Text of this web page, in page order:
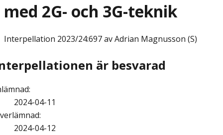
med 2G- och 3G-teknik
Interpellation 2023/24:697 av Adrian Magnusson (S)
är besvarad
:
2024-04-11
:
2024-04-12